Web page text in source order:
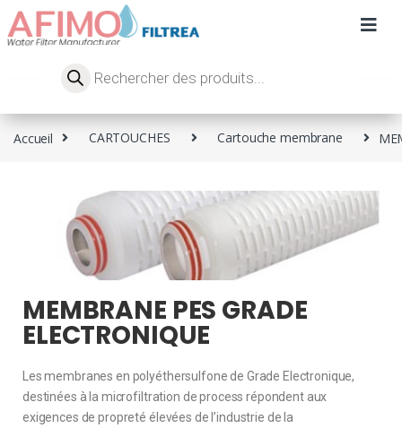
Accueil CARTOUCHES Cartouche membrane
MEMBRANE PES GRADE
ELECTRONIQUE
Les membranes en polyéthersulfone de Grade Electronique,
destinées à la microfiltration de process répondent aux
exigences de propreté élevées de l’industrie de la